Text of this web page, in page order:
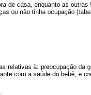
de casa, enquanto as
ou não tinha ocupação
relativas à: preocupação da
com a saúde do bebê; e